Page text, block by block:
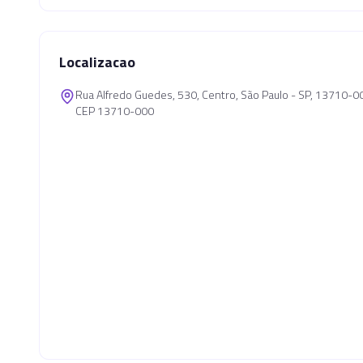
Localizacao
Rua Alfredo Guedes, 530, Centro, São Paulo - SP, 13710-
CEP 13710-000